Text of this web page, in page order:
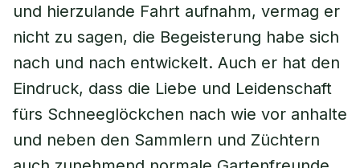
und hierzulande Fahrt aufnahm, vermag er
nicht zu sagen, die Begeisterung habe sich
nach und nach entwickelt. Auch er hat den
Eindruck, dass die Liebe und Leidenschaft
fürs Schneeglöckchen nach wie vor anhalte
und neben den Sammlern und Züchtern